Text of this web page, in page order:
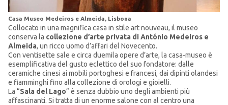
Casa Museo Medeiros e Almeida, Lisbona
Collocato in una magnifica casa in stile art nouveau, il museo
conserva la collezione d’arte privata di António Medeiros e
Almeida, un ricco uomo d’affari del Novecento.
Con ventisette sale e circa duemila opere d’arte, la casa-museo è
esemplificativa del gusto eclettico del suo fondatore: dalle
ceramiche cinesi ai mobili portoghesi e francesi, dai dipinti olandesi
e fiamminghi fino alla collezione di orologi e gioielli.
La “Sala del Lago” è senza dubbio uno degli ambienti più
affascinanti. Si tratta di un enorme salone con al centro una